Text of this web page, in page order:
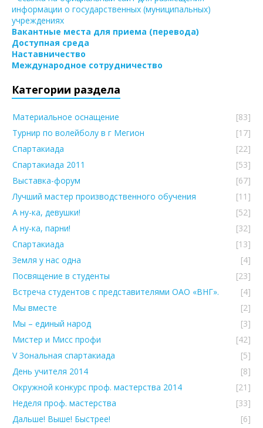
информации о государственных (муниципальных)
учреждениях
Вакантные места для приема (перевода)
Доступная среда
Наставничество
Международное сотрудничество
Категории раздела
Материальное оснащение
[83]
Турнир по волейболу в г Мегион
[17]
Спартакиада
[22]
Спартакиада 2011
[53]
Выставка-форум
[67]
Лучший мастер производственного обучения
[11]
А ну-ка, девушки!
[52]
А ну-ка, парни!
[32]
Спартакиада
[13]
Земля у нас одна
[4]
Посвящение в студенты
[23]
Встреча студентов с представителями ОАО «ВНГ».
[4]
Мы вместе
[2]
Мы – единый народ
[3]
Мистер и Мисс профи
[42]
V Зональная спартакиада
[5]
День учителя 2014
[8]
Окружной конкурс проф. мастерства 2014
[21]
Неделя проф. мастерства
[33]
Дальше! Выше! Быстрее!
[6]